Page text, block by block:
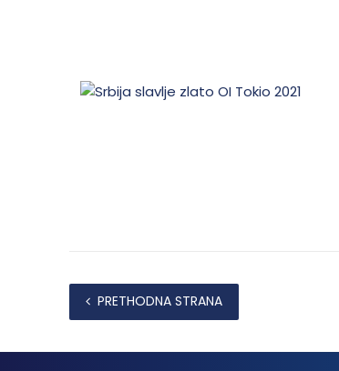
PRETHODNA STRANA